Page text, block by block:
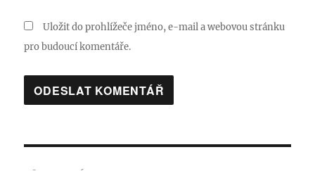
Uložit do prohlížeče jméno, e-mail a webovou stránku
pro budoucí komentáře.